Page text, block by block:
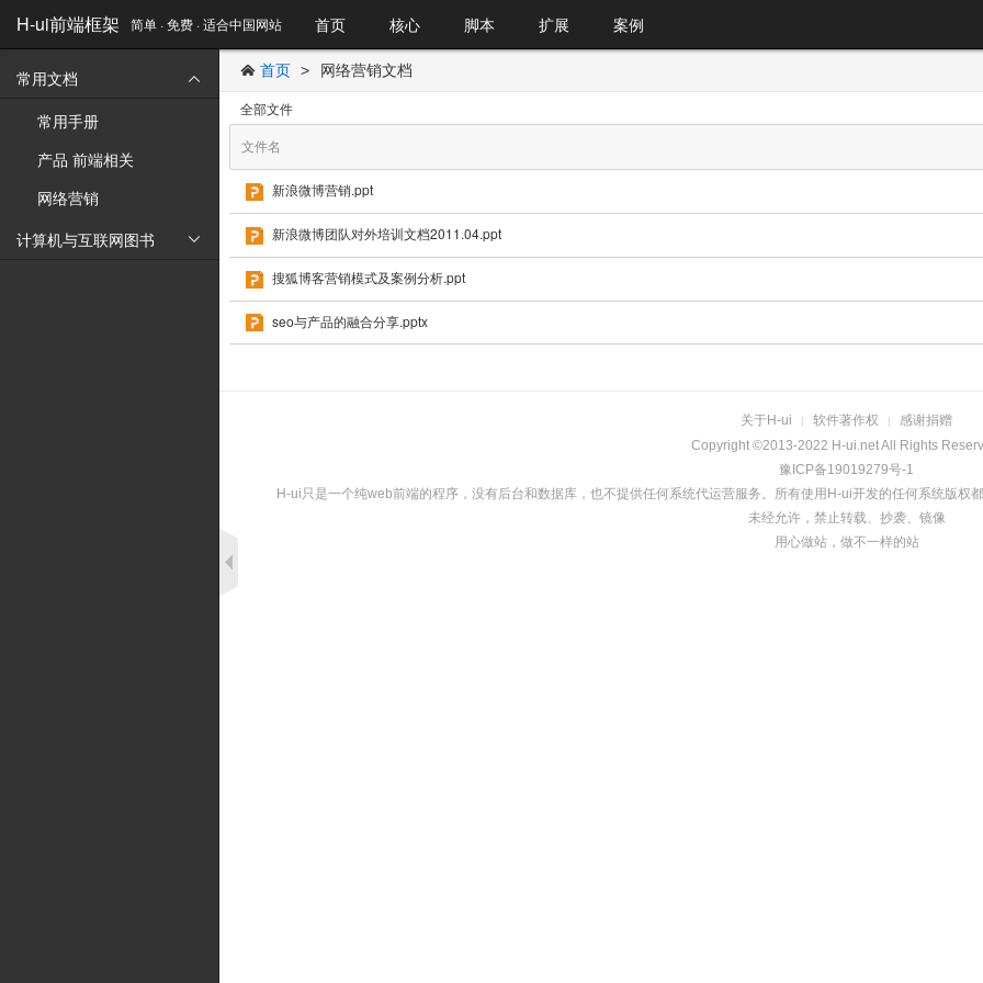
H-ui前端框架 简单 · 免费 · 适合中国网站 首页 核心 脚本 扩展 案例
常用文档 
常用手册
产品 前端相关
网络营销
计算机与互联网图书

 首页 > 网络营销文档
全部文件
文件名
新浪微博营销.ppt
新浪微博团队对外培训文档2011.04.ppt
搜狐博客营销模式及案例分析.ppt
seo与产品的融合分享.pptx
关于H-ui 软件著作权
感谢捐赠
Copyright ©2013-2022 H-ui.net All Rights
豫ICP备19019279号-1
H-ui只是一个纯web前端的程序，没有后台和数据库，也不提供任何系统代运营服务。所有使用H-ui开发的任何系统版权
未经允许，禁止转载、抄袭、镜像
用心做站，做不一样的站